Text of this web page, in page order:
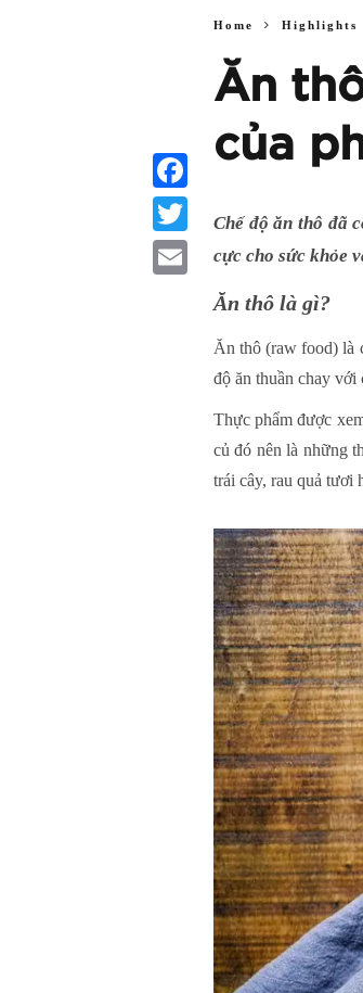
Home Highlights
Ăn
của
Chế độ ăn thô đã
cực cho sức khỏe
Ăn thô là gì?
Ăn thô (raw food) là
độ ăn thuần chay với
Thực phẩm được
củ đó nên là những
trái cây, rau quả tươi
Facebook
Twitter